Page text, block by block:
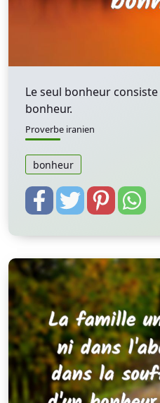
Le seul bonheur
bonheur.
Proverbe iranien
bonheur